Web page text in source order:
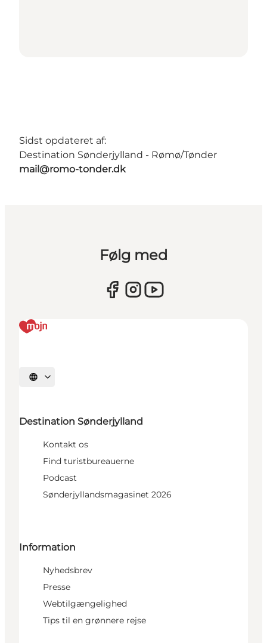
Sidst opdateret af:
Destination Sønderjylland - Rømø/Tønder
mail@romo-tonder.dk
Følg med
Vælg sprog
Destination Sønderjylland
Kontakt os
Find turistbureauerne
Podcast
Sønderjyllandsmagasinet 2026
Information
Nyhedsbrev
Presse
Webtilgængelighed
Tips til en grønnere rejse